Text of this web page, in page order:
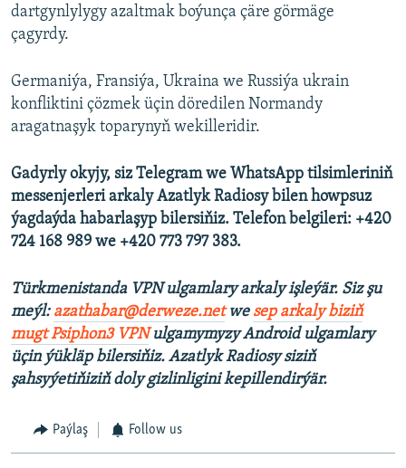
dartgynlylygy azaltmak boýunça çäre görmäge
çagyrdy.
Germaniýa, Fransiýa, Ukraina we Russiýa ukrain
konfliktini çözmek üçin döredilen Normandy
aragatnaşyk toparynyň wekilleridir.
Gadyrly okyjy, siz Telegram we WhatsApp tilsimleriniň
messenjerleri arkaly Azatlyk Radiosy bilen howpsuz
ýagdaýda habarlaşyp bilersiňiz. Telefon belgileri: +420
724 168 989 we +420 773 797 383.
Türkmenistanda VPN ulgamlary arkaly işleýär. Siz şu
meýl: azathabar@derweze.netwe sep arkaly biziň
mugt Psiphon3 VPNulgamymyzy Android ulgamlary
üçin ýükläp bilersiňiz. Azatlyk Radiosy siziň
şahsyýetiňiziň doly gizlinligini kepillendirýär.
Paýlaş Follow us